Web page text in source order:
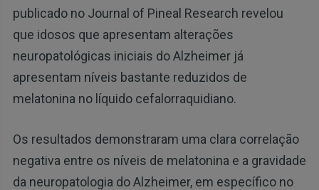
publicado no Journal of Pineal Research revelou
que idosos que apresentam alterações
neuropatológicas iniciais do Alzheimer já
apresentam níveis bastante reduzidos de
melatonina no líquido cefalorraquidiano.
Os resultados demonstraram uma clara correlação
negativa entre os níveis de melatonina e a gravidade
da neuropatologia do Alzheimer, em específico no